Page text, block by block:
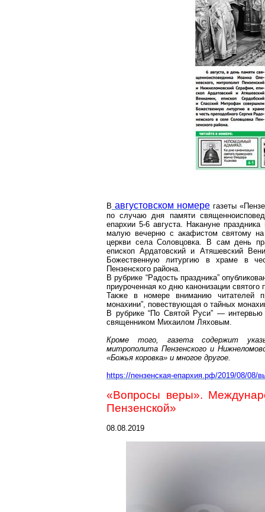
В августовском номере газеты
по случаю дня памяти
епархии 5-6 августа. Накануне
малую вечерню с акафистом святому
церкви селаСоловцовка. В сам день
епископАрдатовский и Атяшевский
Божественную литургию в храме в
Пензенского района.
В рубрике “Радость праздника”
приуроченная ко дню канонизации
Также в номере вниманию читателей
монахини”, повествующая о тайных
В рубрике “По Святой Руси” — интервью
священником Михаилом Ляховым.
Кроме того, газета содержит
митрополита Пензенского и
«Божья коровка» и многое другое.
https://пензенская-епархия.рф/2019/08/08/
«Вопросы веры».
Пензенской»
08.08.2019